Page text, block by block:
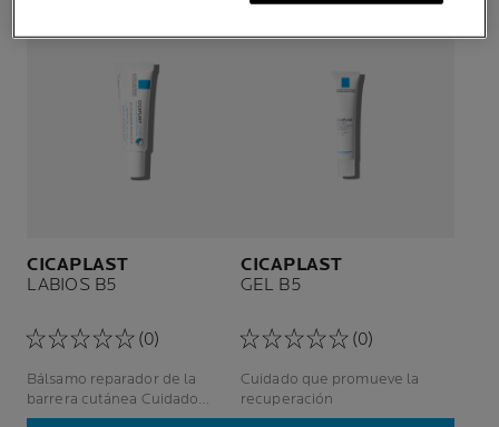
CICAPLAST
LABIOS B5
(0)
Bálsamo reparador de la
barrera cutánea Cuidado
hidratante Labios / zonas
CICAPLAST
GEL B5
(0)
Cuidado que promueve la
recuperación